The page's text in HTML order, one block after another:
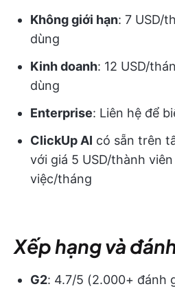
Không giới hạn: 7 USD/
dùng
Kinh doanh: 12 USD/
dùng
Enterprise: Liên hệ để
ClickUp AI có sẵn trên
với giá 5 USD/thành
việc/tháng
Xếp hạng và
G2: 4.7/5 (2.000+ đánh